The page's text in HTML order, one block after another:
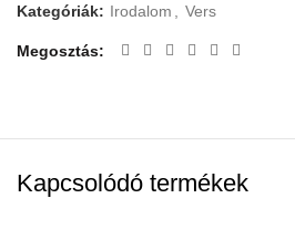
Kategóriák: Irodalom Vers
Megosztás
Kapcsolódó termékek